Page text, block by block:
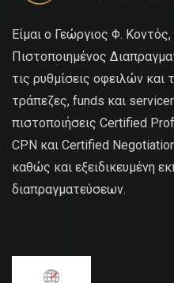
Είμαι ο Γεώργιος Φ.
Πιστοποιημένος
τις ρυθμίσεις οφειλών και
τράπεζες, funds και
πιστοποιήσεις Certified
CPN και Certified
καθώς και εξειδικευμένη
διαπραγματεύσεων.